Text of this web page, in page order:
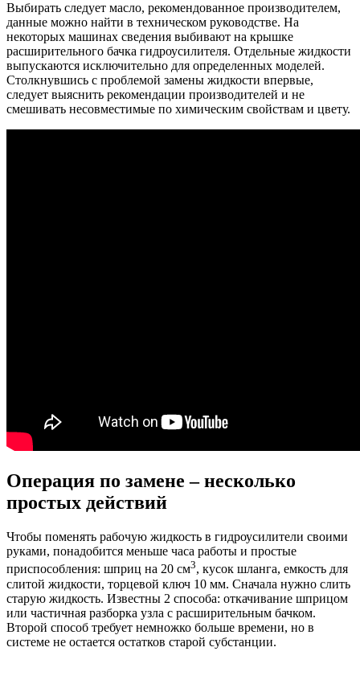
Выбирать следует масло, рекомендованное производителем,
данные можно найти в техническом руководстве. На
некоторых машинах сведения выбивают на крышке
расширительного бачка гидроусилителя. Отдельные жидкости
выпускаются исключительно для определенных моделей.
Столкнувшись с проблемой замены жидкости впервые,
следует выяснить рекомендации производителей и не
смешивать несовместимые по химическим свойствам и цвету.
Операция по замене – несколько
простых действий
Чтобы поменять рабочую жидкость в гидроусилители своими
руками, понадобится меньше часа работы и простые
приспособления: шприц на 20 см3, кусок шланга, емкость для
слитой жидкости, торцевой ключ 10 мм. Сначала нужно слить
старую жидкость. Известны 2 способа: откачивание шприцом
или частичная разборка узла с расширительным бачком.
Второй способ требует немножко больше времени, но в
системе не остается остатков старой субстанции.